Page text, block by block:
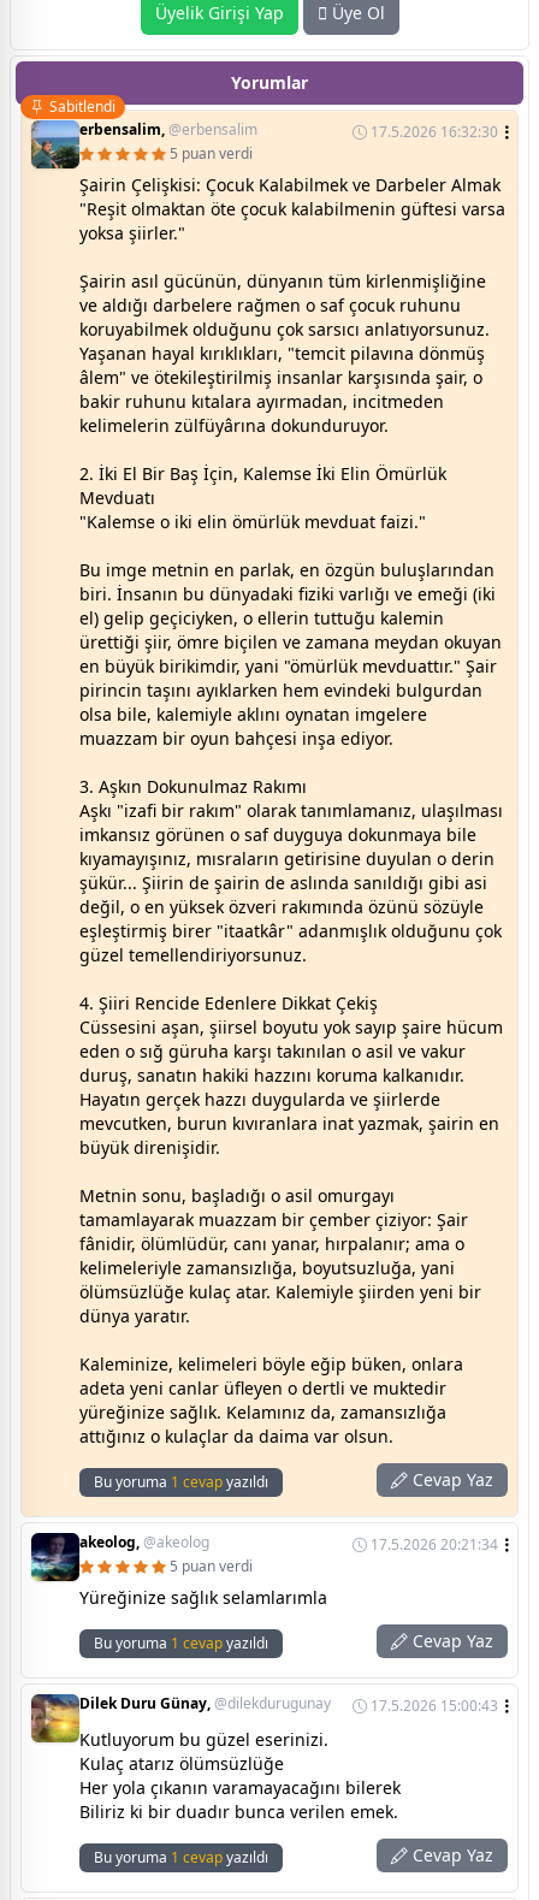
Üyelik Girişi Yap Üye Ol
Yorumlar
Sabitlendi
erbensalim,@erbensalim
17.5.2026 16:32:30
5 puan verdi
Şairin Çelişkisi: Çocuk Kalabilmek ve Darbeler Almak
"Reşit olmaktan öte çocuk kalabilmenin güftesi varsa
yoksa şiirler."
Şairin asıl gücünün, dünyanın tüm kirlenmişliğine
ve aldığı darbelere rağmen o saf çocuk ruhunu
koruyabilmek olduğunu çok sarsıcı anlatıyorsunuz.
Yaşanan hayal kırıklıkları, "temcit pilavına dönmüş
âlem" ve ötekileştirilmiş insanlar karşısında şair, o
bakir ruhunu kıtalara ayırmadan, incitmeden
kelimelerin zülfüyârına dokunduruyor.
2. İki El Bir Baş İçin, Kalemse İki Elin Ömürlük
Mevduatı
"Kalemse o iki elin ömürlük mevduat faizi."
Bu imge metnin en parlak, en özgün buluşlarından
biri. İnsanın bu dünyadaki fiziki varlığı ve emeği (iki
el) gelip geçiciyken, o ellerin tuttuğu kalemin
ürettiği şiir, ömre biçilen ve zamana meydan okuyan
en büyük birikimdir, yani "ömürlük mevduattır." Şair
pirincin taşını ayıklarken hem evindeki bulgurdan
olsa bile, kalemiyle aklını oynatan imgelere
muazzam bir oyun bahçesi inşa ediyor.
3. Aşkın Dokunulmaz Rakımı
Aşkı "izafi bir rakım" olarak tanımlamanız, ulaşılması
imkansız görünen o saf duyguya dokunmaya bile
kıyamayışınız, mısraların getirisine duyulan o derin
şükür... Şiirin de şairin de aslında sanıldığı gibi asi
değil, o en yüksek özveri rakımında özünü sözüyle
eşleştirmiş birer "itaatkâr" adanmışlık olduğunu çok
güzel temellendiriyorsunuz.
4. Şiiri Rencide Edenlere Dikkat Çekiş
Cüssesini aşan, şiirsel boyutu yok sayıp şaire hücum
eden o sığ güruha karşı takınılan o asil ve vakur
duruş, sanatın hakiki hazzını koruma kalkanıdır.
Hayatın gerçek hazzı duygularda ve şiirlerde
mevcutken, burun kıvıranlara inat yazmak, şairin en
büyük direnişidir.
Metnin sonu, başladığı o asil omurgayı
tamamlayarak muazzam bir çember çiziyor: Şair
fânidir, ölümlüdür, canı yanar, hırpalanır; ama o
kelimeleriyle zamansızlığa, boyutsuzluğa, yani
ölümsüzlüğe kulaç atar. Kalemiyle şiirden yeni bir
dünya yaratır.
Kaleminize, kelimeleri böyle eğip büken, onlara
adeta yeni canlar üfleyen o dertli ve muktedir
yüreğinize sağlık. Kelamınız da, zamansızlığa
attığınız o kulaçlar da daima var olsun.
Bu yoruma 1 cevapyazıldı Cevap Yaz
akeolog,@akeolog
17.5.2026 20:21:34
5 puan verdi
Yüreğinize sağlık selamlarımla
Bu yoruma 1 cevapyazıldı Cevap Yaz
Dilek Duru Günay,@dilekdurugunay 17.5.2026 15:00:43
Kutluyorum bu güzel eserinizi.
Kulaç atarız ölümsüzlüğe
Her yola çıkanın varamayacağını bilerek
Biliriz ki bir duadır bunca verilen emek.
Bu yoruma 1 cevapyazıldı Cevap Yaz